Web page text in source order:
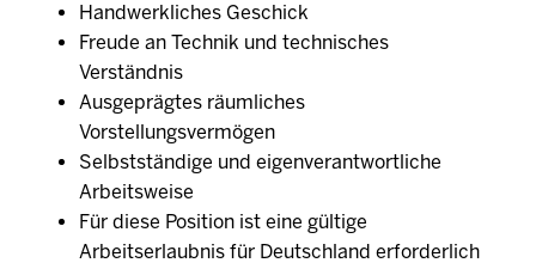
Handwerkliches Geschick
Freude an Technik und technisches
Verständnis
Ausgeprägtes räumliches
Vorstellungsvermögen
Selbstständige und eigenverantwortliche
Arbeitsweise
Für diese Position ist eine gültige
Arbeitserlaubnis für Deutschland erforderlich